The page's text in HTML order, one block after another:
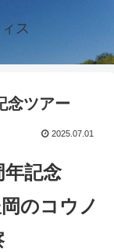
ス
念ツアー
2025.07.01
年記念
ノ